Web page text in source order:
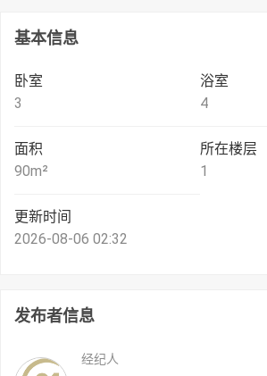
基本信息
卧室
3
浴室
4
面积
90m²
所在楼层
1
更新时间
2026-08-06 02:32
发布者信息
经纪人